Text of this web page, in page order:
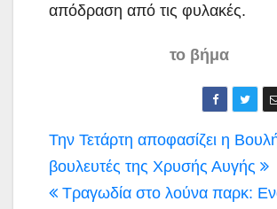
απόδραση από τις φυλακές.
το βήμα
Πλοήγηση
άρθρων
Την Τετάρτη αποφασίζει η
βουλευτές της Χρυσής Αυγής
Τραγωδία στο λούνα παρκ: